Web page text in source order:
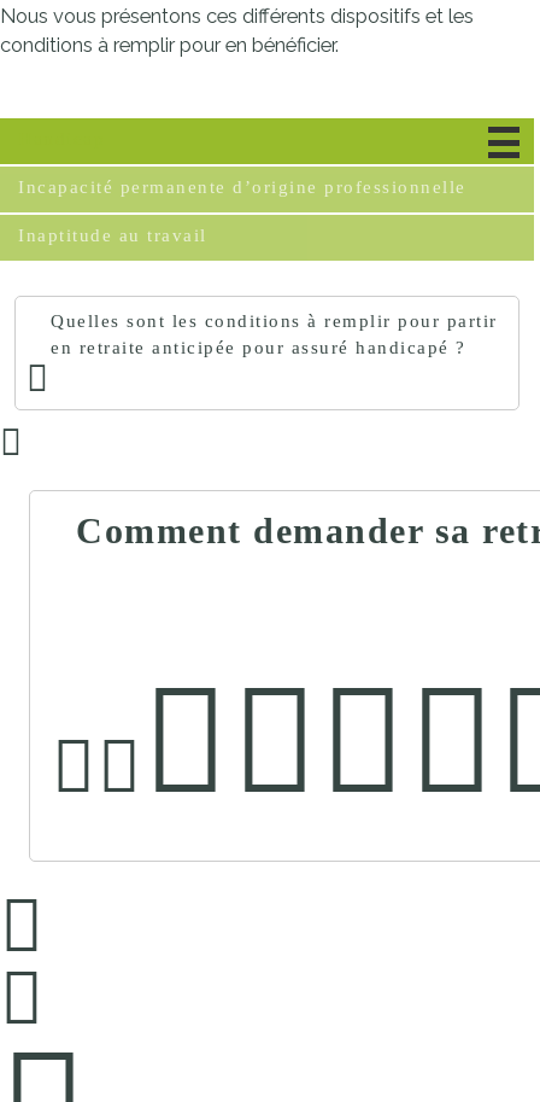
Nous vous présentons ces différents dispositifs et les
conditions à remplir pour en bénéficier.
Incapacité permanente d’origine professionnelle
Inaptitude au travail
Quelles sont les conditions à remplir pour partir
en retraite anticipée pour assuré handicapé ?
Comment demander sa